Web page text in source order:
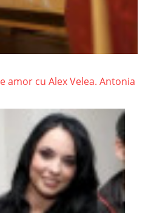
amor cu Alex Velea. Antonia